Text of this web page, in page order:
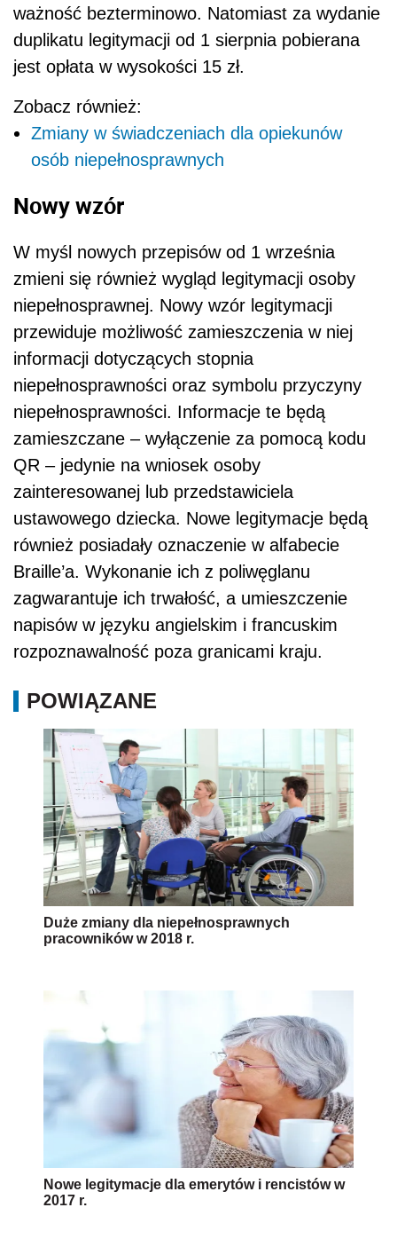
ważność bezterminowo. Natomiast za wydanie
duplikatu legitymacji od 1 sierpnia pobierana
jest opłata w wysokości 15 zł.
Zobacz również:
Zmiany w świadczeniach dla opiekunów
osób niepełnosprawnych
Nowy wzór
W myśl nowych przepisów od 1 września
zmieni się również wygląd legitymacji osoby
niepełnosprawnej. Nowy wzór legitymacji
przewiduje możliwość zamieszczenia w niej
informacji dotyczących stopnia
niepełnosprawności oraz symbolu przyczyny
niepełnosprawności. Informacje te będą
zamieszczane – wyłączenie za pomocą kodu
QR – jedynie na wniosek osoby
zainteresowanej lub przedstawiciela
ustawowego dziecka. Nowe legitymacje będą
również posiadały oznaczenie w alfabecie
Braille’a. Wykonanie ich z poliwęglanu
zagwarantuje ich trwałość, a umieszczenie
napisów w języku angielskim i francuskim
rozpoznawalność poza granicami kraju.
POWIĄZANE
Duże zmiany dla niepełnosprawnych
pracowników w 2018 r.
Nowe legitymacje dla emerytów i rencistów w
2017 r.